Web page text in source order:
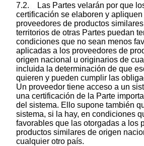
7.2. Las Partes velarán por que
certificación se elaboren y
proveedores de productos
territorios de otras Partes puedan
condiciones que no sean menos
aplicadas a los proveedores de
origen nacional u originarios de
incluida la determinación de que
quieren y pueden cumplir las
Un proveedor tiene acceso a un
una certificación de la Parte
del sistema. Ello supone también
sistema, si la hay, en condiciones
favorables que las otorgadas a los
productos similares de origen
cualquier otro país.